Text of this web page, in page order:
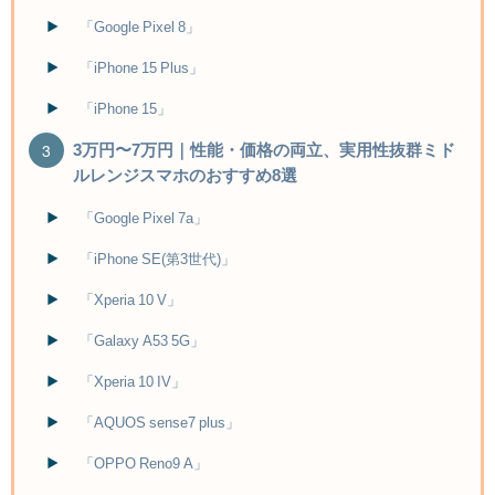
「Google Pixel 8」
「iPhone 15 Plus」
「iPhone 15」
3万円〜7万円｜性能・価格の両立、実用性抜群ミド
ルレンジスマホのおすすめ8選
「Google Pixel 7a」
「iPhone SE(第3世代)」
「Xperia 10 V」
「Galaxy A53 5G」
「Xperia 10 IV」
「AQUOS sense7 plus」
「OPPO Reno9 A」